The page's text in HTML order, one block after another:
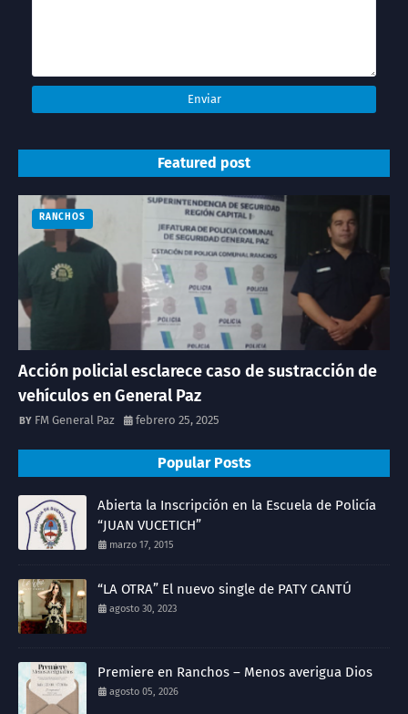
Featured post
RANCHOS
Acción policial esclarece caso de sustracción de
vehículos en General Paz
FM General Paz febrero 25, 2025
Popular Posts
Abierta la Inscripción en la Escuela de Policía
“JUAN VUCETICH”
marzo 17, 2015
“LA OTRA” El nuevo single de PATY CANTÚ
agosto 30, 2023
Premiere en Ranchos – Menos averigua Dios
agosto 05, 2026